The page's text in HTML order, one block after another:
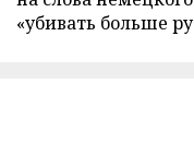
«убивать больше